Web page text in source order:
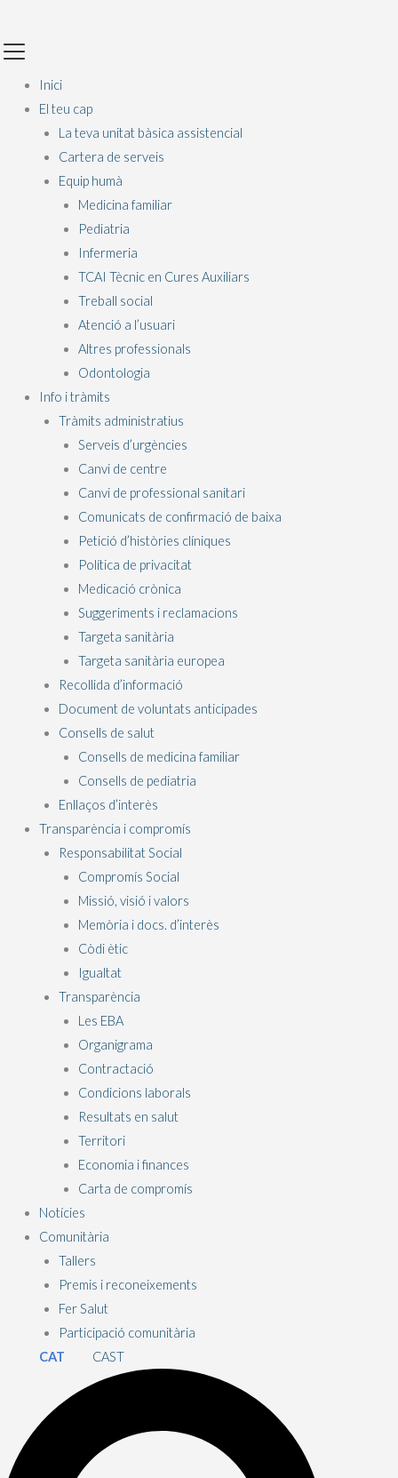
contingut
Inici
El teu cap
La teva unitat bàsica assistencial
Cartera de serveis
Equip humà
Medicina familiar
Pediatria
Infermeria
TCAI Tècnic en Cures Auxiliars
Treball social
Atenció a l’usuari
Altres professionals
Odontologia
Info i tràmits
Tràmits administratius
Serveis d’urgències
Canvi de centre
Canvi de professional sanitari
Comunicats de confirmació de baixa
Petició d’històries clíniques
Política de privacitat
Medicació crònica
Suggeriments i reclamacions
Targeta sanitària
Targeta sanitària europea
Recollida d’informació
Document de voluntats anticipades
Consells de salut
Consells de medicina familiar
Consells de pediatria
Enllaços d’interès
Transparència i compromís
Responsabilitat Social
Compromís Social
Missió, visió i valors
Memòria i docs. d’interès
Còdi ètic
Igualtat
Transparència
Les EBA
Organigrama
Contractació
Condicions laborals
Resultats en salut
Territori
Economia i finances
Carta de compromís
Notícies
Comunitària
Tallers
Premis i reconeixements
Fer Salut
Participació comunitària
CAT
CAST